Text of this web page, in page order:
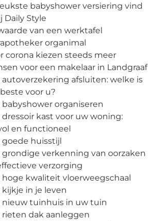
babyshower versiering vind
Daily Style
van een werktafel
organimal
corona kiezen steeds meer
voor een makelaar in Landgraaf
autoverzekering afsluiten: welke is
voor u?
babyshower organiseren
dressoir kast voor uw woning:
en functioneel
goede huisstijl
grondige verkenning van oorzaken
verzorging
hoge kwaliteit vloerweegschaal
kijkje in je leven
nieuw tuinhuis in uw tuin
rieten dak aanleggen